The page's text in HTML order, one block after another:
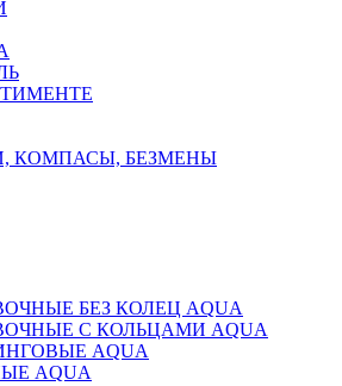
КОМПАСЫ, БЕЗМЕНЫ
БЕЗ КОЛЕЦ AQUA
С КОЛЬЦАМИ AQUA
AQUA
AQUA